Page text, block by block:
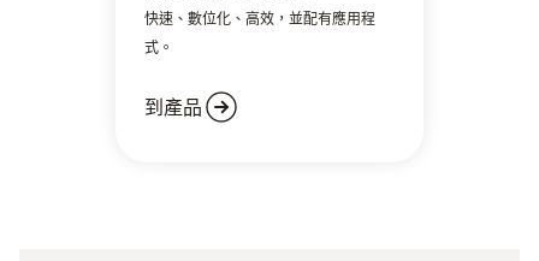
快速、數位化、高效，並配有應用程
式。
到產品